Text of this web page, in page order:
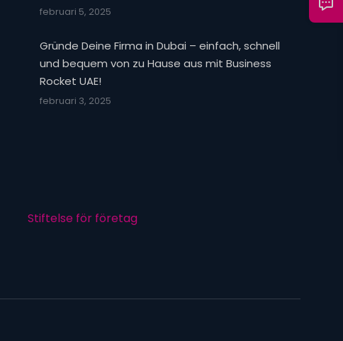
februari 5, 2025
Gründe Deine Firma in Dubai – einfach, schnell
und bequem von zu Hause aus mit Business
Rocket UAE!
februari 3, 2025
Stiftelse för företag